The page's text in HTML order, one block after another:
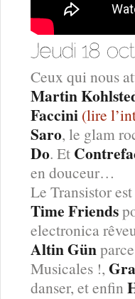
Ceux qui nous
Martin
Faccini (lire
Saro, le glam
Do. Et
en douceur…
Le Transistor
Time Friends
electronica
Altin Gün
Musicales !,
danser, et enfin